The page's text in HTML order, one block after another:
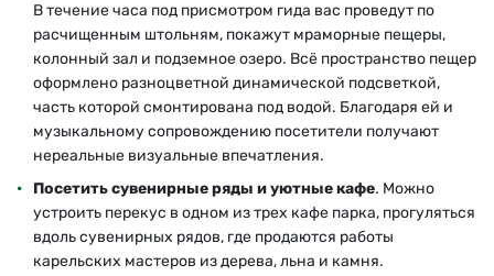
В течение часа под присмотром гида вас проведут по
расчищенным штольням, покажут мраморные пещеры,
колонный зал и подземное озеро. Всё пространство пещер
оформлено разноцветной динамической подсветкой,
часть которой смонтирована под водой. Благодаря ей и
музыкальному сопровождению посетители получают
нереальные визуальные впечатления.
Посетить сувенирные ряды и уютные кафе. Можно
устроить перекус в одном из трех кафе парка, прогуляться
вдоль сувенирных рядов, где продаются работы
карельских мастеров из дерева, льна и камня.